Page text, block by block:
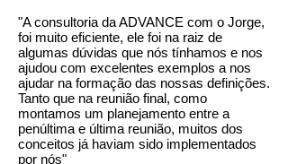
"A consultoria da ADVANCE com o Jorge,
foi muito eficiente, ele foi na raiz de
algumas dúvidas que nós tínhamos e nos
ajudou com excelentes exemplos a nos
ajudar na formação das nossas definições.
Tanto que na reunião final, como
montamos um planejamento entre a
penúltima e última reunião, muitos dos
conceitos já haviam sido implementados
por nós"